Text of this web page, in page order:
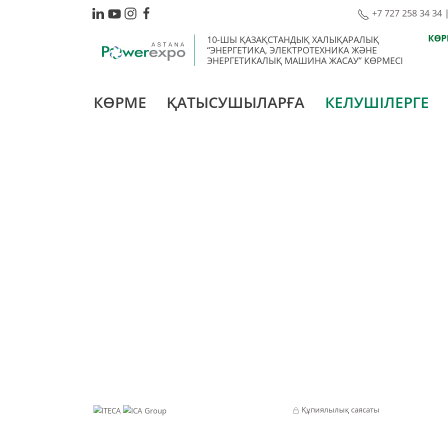
+7 727 258 34 34 |
10-ШЫ ҚАЗАҚСТАНДЫҚ ХАЛЫҚАРАЛЫҚ
“ЭНЕРГЕТИКА, ЭЛЕКТРОТЕХНИКА ЖӘНЕ
ЭНЕРГЕТИКАЛЫҚ МАШИНА ЖАСАУ” КӨРМЕСІ
КӨРМЕ ҚАТЫСУШЫЛАРҒА КЕЛУШІЛЕРГЕ
Құпиялылық саясаты